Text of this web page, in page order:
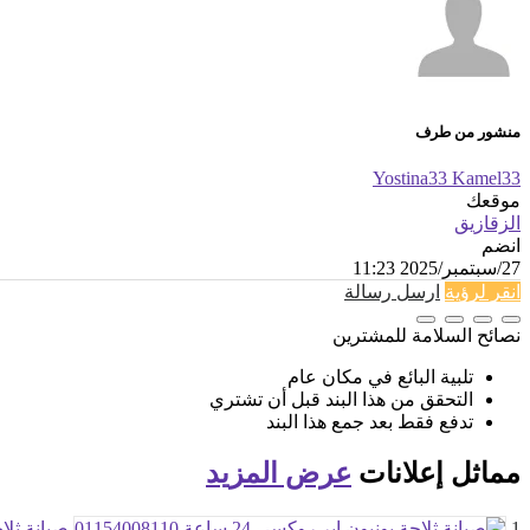
منشور من طرف
Yostina33 Kamel33
موقعك
الزقازيق
انضم
27/سبتمبر/2025 11:23
انقر لرؤية ارسل رسالة
نصائح السلامة للمشترين
تلبية البائع في مكان عام
التحقق من هذا البند قبل أن تشتري
تدفع فقط بعد جمع هذا البند
مماثل إعلانات عرض المزيد